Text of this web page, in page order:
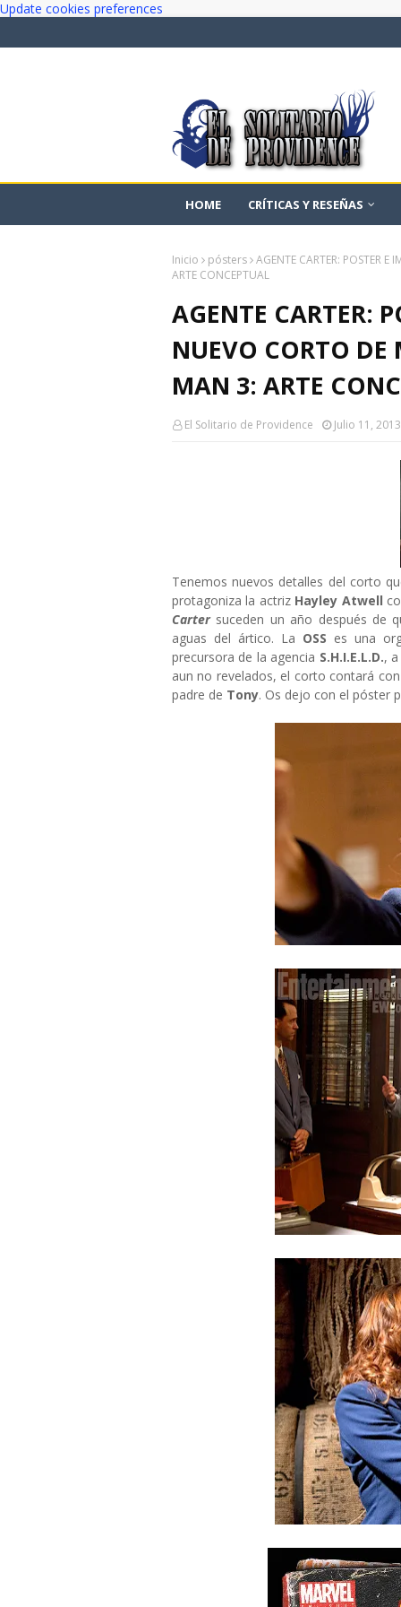
Update cookies preferences
HOME CRÍTICAS Y RESEÑAS
Inicio pósters AGENTE CARTER: POSTER E
ARTE CONCEPTUAL
AGENTE CARTER:
NUEVO CORTO DE
MAN 3: ARTE
El Solitario de Providence Julio 11, 2013
Tenemos nuevos detalles del corto
protagoniza la actriz Hayley Atwell
Cartersuceden un año después de
aguas del ártico. La OSS es una
precursora de la agencia S.H.I.E.L.D.,
aun no revelados, el corto contará
padre de Tony. Os dejo con el póster